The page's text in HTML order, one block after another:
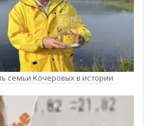
семьи Кочеровых в истории